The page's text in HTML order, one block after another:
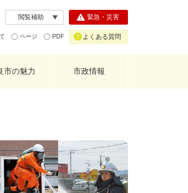
閲覧補助
ページ PDF
緊急・災害
よくある質問
市の魅力 市政情報